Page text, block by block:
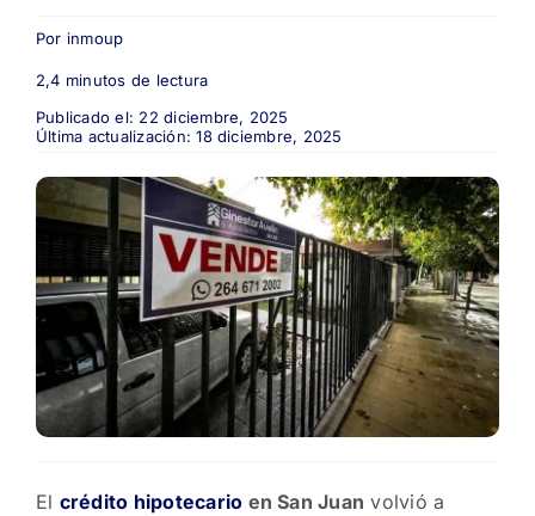
Por inmoup
2,4 minutos de lectura
Publicado el: 22 diciembre, 2025
Última actualización: 18 diciembre, 2025
El crédito hipotecario en San Juan volvió a